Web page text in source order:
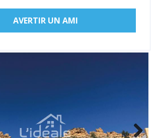
AVERTIR UN AMI